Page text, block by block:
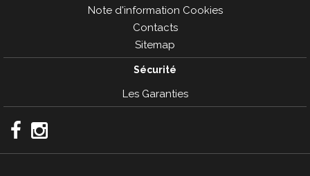
Note d'information Cookies
Contacts
Sitemap
Sécurité
Les Garanties